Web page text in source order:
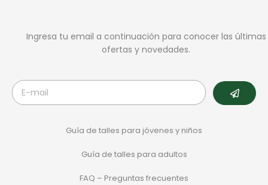
Ingresa tu email a continuación para conocer las últimas
ofertas y novedades.
Guía de talles para jóvenes y niños
Guía de talles para adultos
FAQ – Preguntas frecuentes